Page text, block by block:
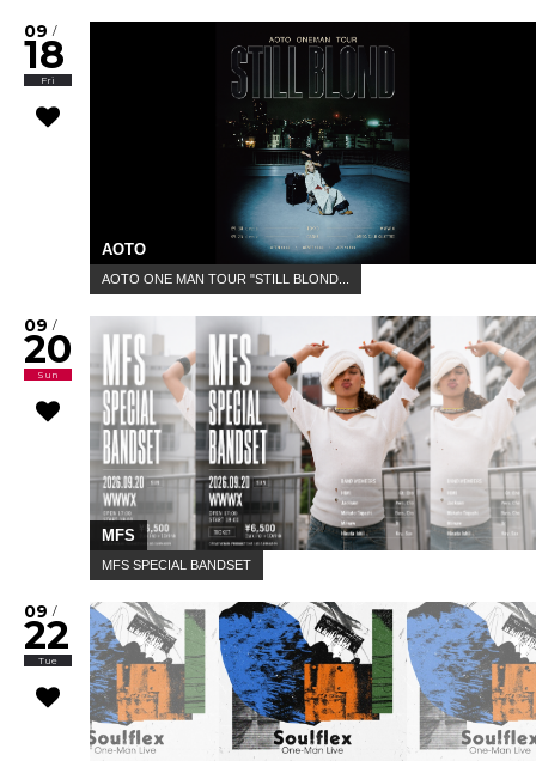
09 /
18
Fri
AOTO
AOTO ONE MAN TOUR "STILL BLOND...
09 /
20
Sun
MFS
MFS SPECIAL BANDSET
09 /
22
Tue